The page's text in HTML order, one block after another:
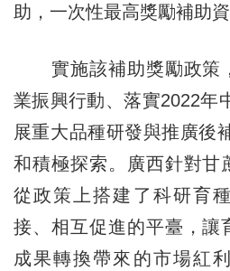
助，一次性最高獎勵補助資
實施該補助獎勵政策
業振興行動、落實2022年
展重大品種研發與推廣後
和積極探索。廣西針對甘
從政策上搭建了科研育
接、相互促進的平臺，讓
成果轉換帶來的市場紅